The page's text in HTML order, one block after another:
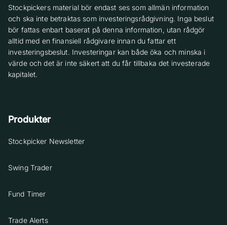
Stockpickers material bör endast ses som allmän information
och ska inte betraktas som investeringsrådgivning. Inga beslut
bör fattas enbart baserat på denna information, utan rådgör
alltid med en finansiell rådgivare innan du fattar ett
investeringsbeslut. Investeringar kan både öka och minska i
värde och det är inte säkert att du får tillbaka det investerade
kapitalet.
Produkter
Stockpicker Newsletter
Swing Trader
Fund Timer
Trade Alerts